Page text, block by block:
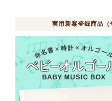
実用新案登録商品（